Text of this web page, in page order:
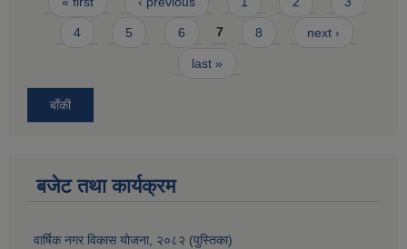
4 5 6 7 8 next ›
last »
बाँकी
बजेट तथा कार्यक्रम
वार्षिक नगर विकास योजना, २०८२ (पुस्तिका)